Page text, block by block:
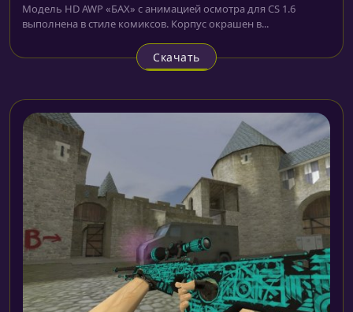
Модель HD AWP «БАХ» с анимацией осмотра для CS 1.6
выполнена в стиле комиксов. Корпус окрашен в...
Скачать